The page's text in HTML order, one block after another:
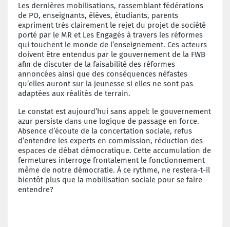
Les dernières mobilisations, rassemblant fédérations
de PO, enseignants, élèves, étudiants, parents
expriment très clairement le rejet du projet de société
porté par le MR et Les Engagés à travers les réformes
qui touchent le monde de l’enseignement. Ces acteurs
doivent être entendus par le gouvernement de la FWB
afin de discuter de la faisabilité des réformes
annoncées ainsi que des conséquences néfastes
qu’elles auront sur la jeunesse si elles ne sont pas
adaptées aux réalités de terrain.
Le constat est aujourd’hui sans appel: le gouvernement
azur persiste dans une logique de passage en force.
Absence d’écoute de la concertation sociale, refus
d’entendre les experts en commission, réduction des
espaces de débat démocratique. Cette accumulation de
fermetures interroge frontalement le fonctionnement
même de notre démocratie. À ce rythme, ne restera-t-il
bientôt plus que la mobilisation sociale pour se faire
entendre?